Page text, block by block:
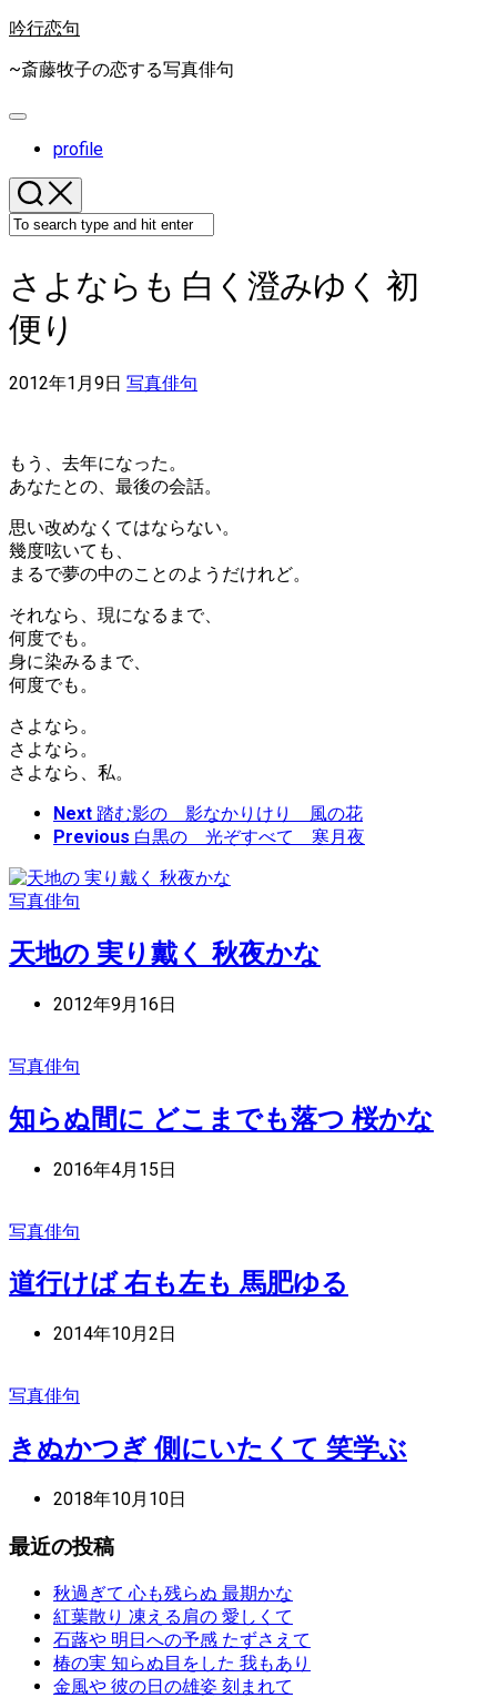
Skip
content
吟行恋句
~斎藤牧子の恋する写真俳句
Expand
profile
さよならも 白く澄みゆく 初
便り
2012年1月9日 写真俳句
もう、去年になった。
あなたとの、最後の会話。
思い改めなくてはならない。
幾度呟いても、
まるで夢の中のことのようだけれど。
それなら、現になるまで、
何度でも。
身に染みるまで、
何度でも。
さよなら。
さよなら。
さよなら、私。
Next 踏む影の 影なかりけり 風の花
Previous 白黒の 光ぞすべて 寒月夜
写真俳句
天地の 実り戴く 秋夜かな
2012年9月16日
写真俳句
知らぬ間に どこまでも落つ 桜かな
2016年4月15日
写真俳句
道行けば 右も左も 馬肥ゆる
2014年10月2日
写真俳句
きぬかつぎ 側にいたくて 笑学ぶ
2018年10月10日
最近の投稿
秋過ぎて 心も残らぬ 最期かな
紅葉散り 凍える肩の 愛しくて
石蕗や 明日への予感 たずさえて
椿の実 知らぬ目をした 我もあり
金風や 彼の日の雄姿 刻まれて